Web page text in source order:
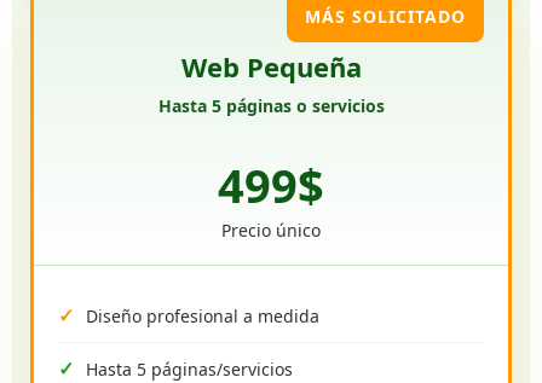
MÁS SOLICITADO
Web Pequeña
Hasta 5 páginas o servicios
499$
Precio único
Diseño profesional a medida
Hasta 5 páginas/servicios